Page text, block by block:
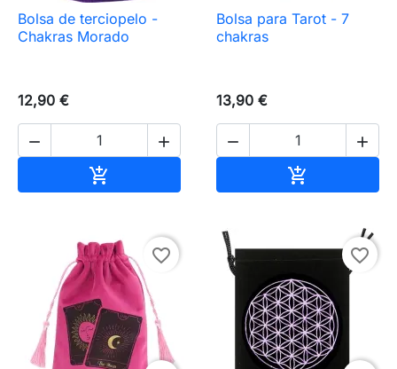
Bolsa de terciopelo -
Chakras Morado
12,90 €
 

Bolsa para Tarot - 7
chakras
13,90 €
 

favorite_border favorite_border